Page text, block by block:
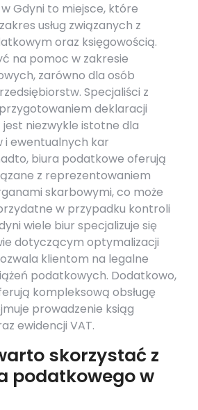
Gdyni to miejsce, które
usług związanych z
oraz księgowością.
na pomoc w zakresie
zarówno dla osób
Specjaliści z
deklaracji
niezwykle istotne dla
i ewentualnych kar
biura podatkowe oferują
z reprezentowaniem
skarbowymi, co może
w przypadku kontroli
wiele biur specjalizuje się
dotyczącym optymalizacji
klientom na legalne
podatkowych. Dodatkowo,
kompleksową obsługę
prowadzenie ksiąg
ewidencji VAT.
skorzystać z
podatkowego w